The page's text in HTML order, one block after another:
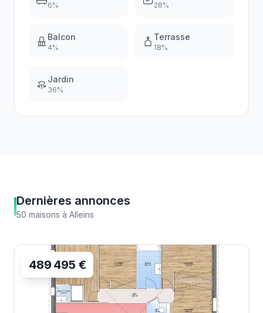
6% 28%
Balcon
4%
Terrasse
18%
Jardin
36%
Dernières annonces
50 maisons à Alleins
489 495 €